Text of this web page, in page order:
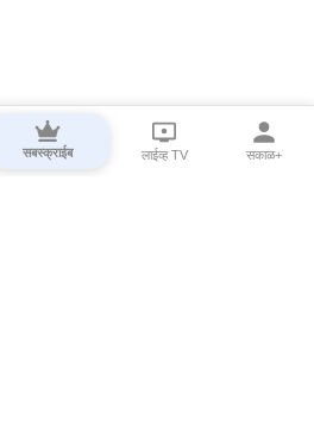
सबस्क्राईब लाईव्ह TV सकाळ+